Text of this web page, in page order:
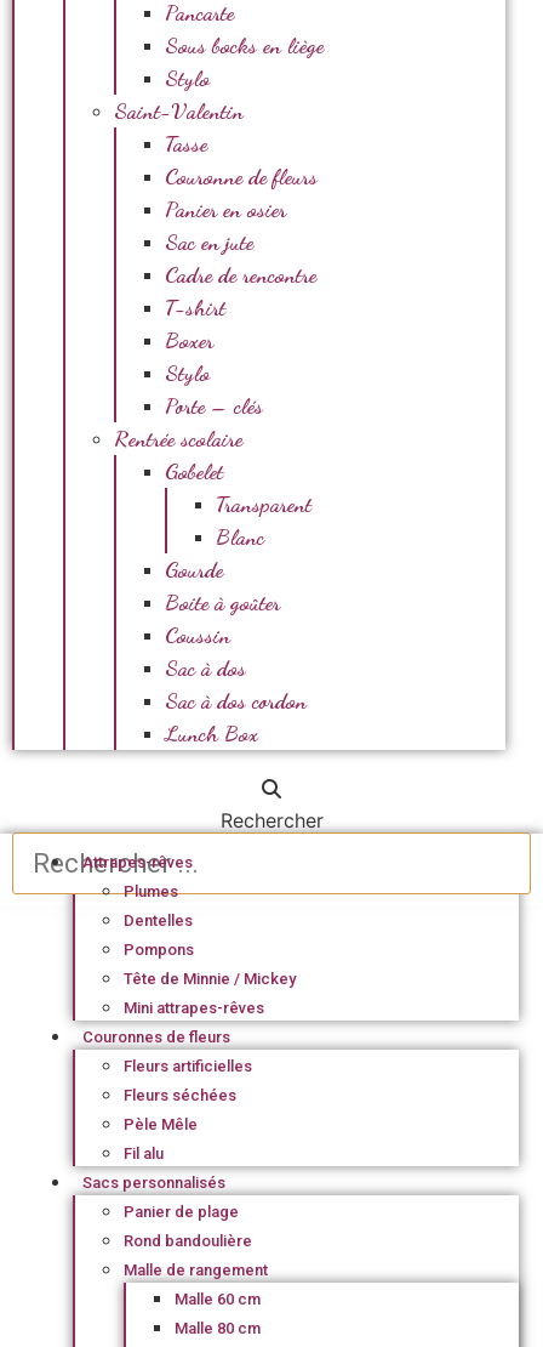
Pancarte
Sous bocks en liège
Stylo
Saint-Valentin
Tasse
Couronne de fleurs
Panier en osier
Sac en jute
Cadre de rencontre
T-shirt
Boxer
Stylo
Porte – clés
Rentrée scolaire
Gobelet
Transparent
Blanc
Gourde
Boite à goûter
Coussin
Sac à dos
Sac à dos cordon
Lunch Box
Rechercher
Attrapes-rêves
Plumes
Dentelles
Pompons
Tête de Minnie / Mickey
Mini attrapes-rêves
Couronnes de fleurs
Fleurs artificielles
Fleurs séchées
Pèle Mêle
Fil alu
Sacs personnalisés
Panier de plage
Rond bandoulière
Malle de rangement
Malle 60 cm
Malle 80 cm